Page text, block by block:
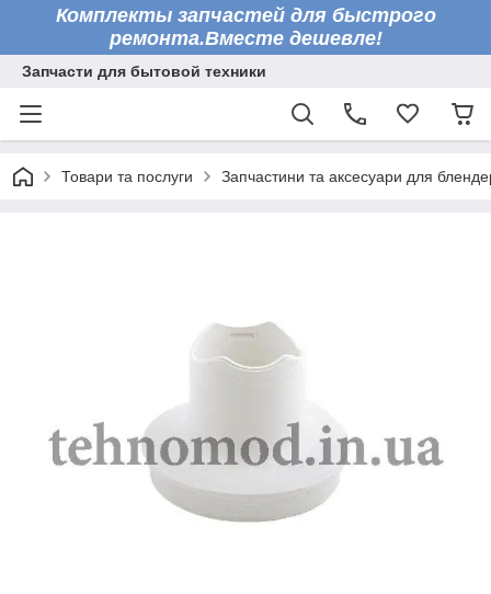
Комплекты запчастей для быстрого
ремонта.Вместе дешевле!
Запчасти для бытовой техники
Товари та послуги Запчастини та аксесуари для